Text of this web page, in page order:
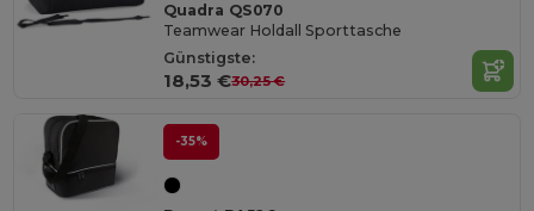
Quadra QS070
Teamwear Holdall Sporttasche
Günstigste:
18,53 €30,25 €
-35%